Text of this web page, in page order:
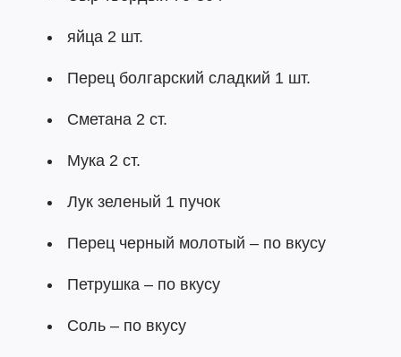
яйца 2 шт.
Перец болгарский сладкий 1 шт.
Сметана 2 ст.
Мука 2 ст.
Лук зеленый 1 пучок
Перец черный молотый – по вкусу
Петрушка – по вкусу
Соль – по вкусу